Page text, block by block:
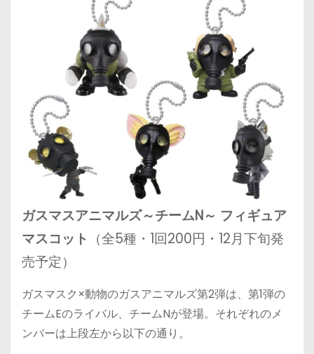
ガスマスアニマルズ～チームN～ フィギュア
マスコット （全5種・1回200円・12月下旬発
売予定）
ガスマスク×動物のガスアニマルズ第2弾は、第1弾の
チームEのライバル、チームNが登場。それぞれのメ
ンバーは上段左から以下の通り。